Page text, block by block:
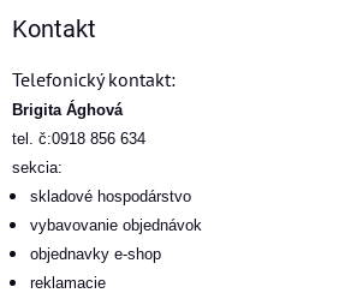
Kontakt
Telefonický kontakt:
Brigita Ághová
tel. č:0918 856 634
sekcia:
skladové hospodárstvo
vybavovanie objednávok
objednavky e-shop
reklamacie